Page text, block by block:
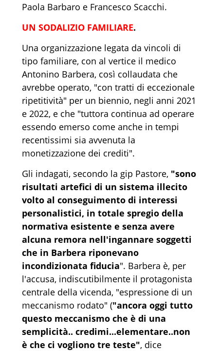
Paola Barbaro e Francesco Scacchi.
UN SODALIZIO FAMILIARE.
Una organizzazione legata da vincoli di
tipo familiare, con al vertice il medico
Antonino Barbera, così collaudata che
avrebbe operato, "con tratti di eccezionale
ripetitività" per un biennio, negli anni 2021
e 2022, e che "tuttora continua ad operare
essendo emerso come anche in tempi
recentissimi sia avvenuta la
monetizzazione dei crediti".
Gli indagati, secondo la gip Pastore, "sono
risultati artefici di un sistema illecito
volto al conseguimento di interessi
personalistici, in totale spregio della
normativa esistente e senza avere
alcuna remora nell'ingannare soggetti
che in Barbera riponevano
incondizionata fiducia". Barbera è, per
l'accusa, indiscutibilmente il protagonista
centrale della vicenda, "espressione di un
meccanismo rodato" ("ancora oggi tutto
questo meccanismo che è di una
semplicità.. credimi...elementare..non
è che ci vogliono tre teste", dice